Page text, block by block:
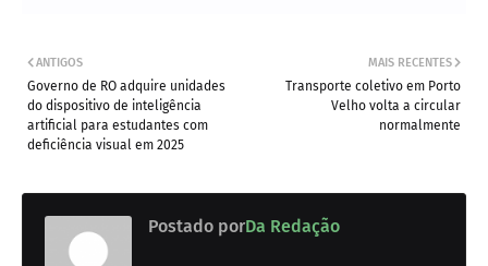
MAIS RECENTES
Transporte coletivo em Porto
Velho volta a circular
normalmente
ANTIGOS
Governo de RO adquire unidades
do dispositivo de inteligência
artificial para estudantes com
deficiência visual em 2025
Postado porDa Redação